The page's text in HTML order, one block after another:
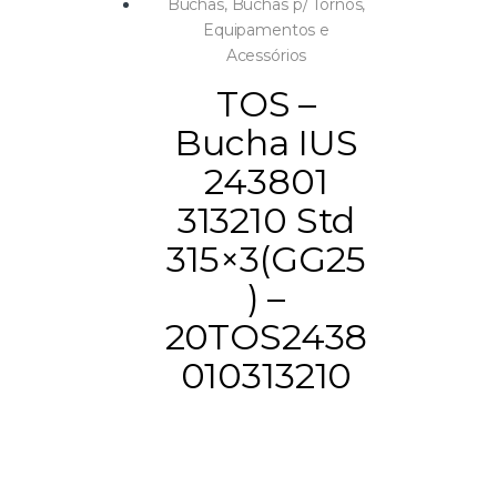
Buchas, Buchas p/ Tornos,
Equipamentos e
Acessórios
TOS –
Bucha IUS
243801
313210 Std
315×3(GG25
) –
20TOS2438
010313210